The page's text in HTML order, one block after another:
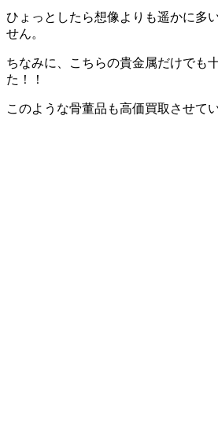
ひょっとしたら想像よりも遥かに多
せん。
ちなみに、こちらの貴金属だけでも
た！！
このような骨董品も高価買取させて